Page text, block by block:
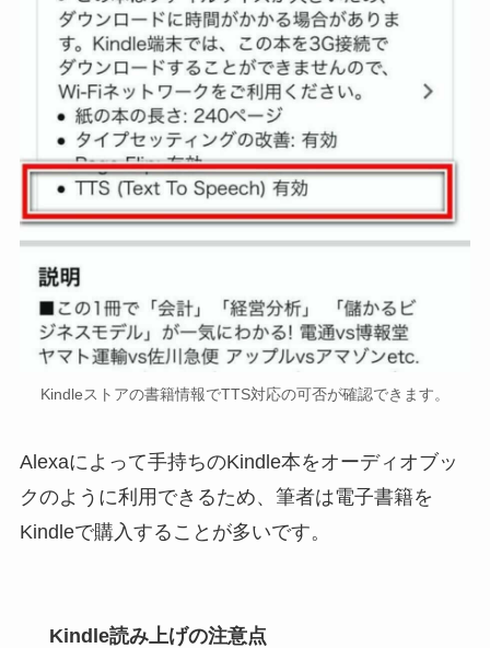
Kindleストアの書籍情報でTTS対応の可否が確認できます。
Alexaによって手持ちのKindle本をオーディオブッ
クのように利用できるため、筆者は電子書籍を
Kindleで購入することが多いです。
Kindle読み上げの注意点